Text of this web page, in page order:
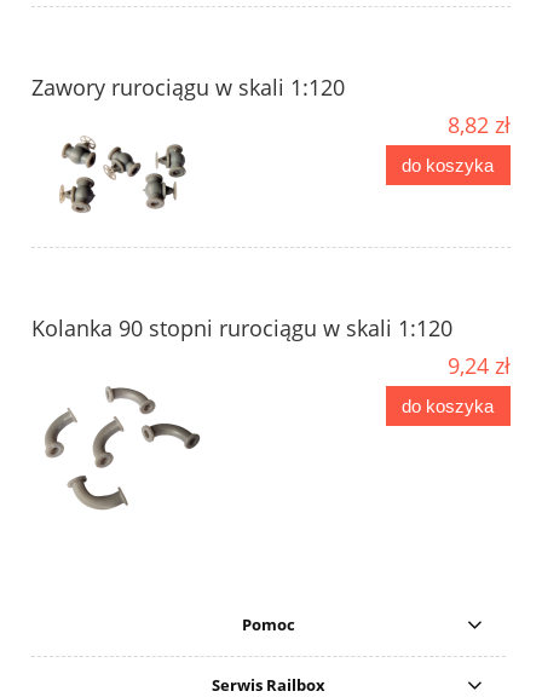
Zawory rurociągu w skali 1:120
8,82 zł
do koszyka
Kolanka 90 stopni rurociągu w skali 1:120
9,24 zł
do koszyka
Pomoc
Serwis Railbox